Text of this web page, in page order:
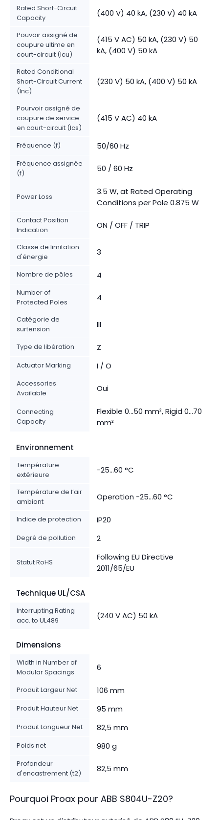
Rated Short-Circuit
Capacity
(400 V) 40 kA, (230 V) 40 kA
Pouvoir assigné de
coupure ultime en
court-circuit (Icu)
(415 V AC) 50 kA, (230 V) 50
kA, (400 V) 50 kA
Rated Conditional
Short-Circuit Current
(Inc)
(230 V) 50 kA, (400 V) 50 kA
Pourvoir assigné de
coupure de service
en court-circuit (Ics)
(415 V AC) 40 kA
Fréquence (f) 50/60 Hz
Fréquence assignée
(f)
50 / 60 Hz
Power Loss
3.5 W, at Rated Operating
Conditions per Pole 0.875 W
Contact Position
Indication
ON / OFF / TRIP
Classe de limitation
d'énergie
3
Nombre de pôles 4
Number of
Protected Poles
4
Catégorie de
surtension
III
Type de libération Z
Actuator Marking I / O
Accessories
Available
Oui
Connecting
Capacity
Flexible 0...50 mm², Rigid 0...70
mm²
Environnement
Température
extérieure
-25...60 °C
Température de l’air
ambiant
Operation -25...60 °C
Indice de protection IP20
Degré de pollution 2
Statut RoHS
Following EU Directive
2011/65/EU
Technique UL/CSA
Interrupting Rating
acc. to UL489
(240 V AC) 50 kA
Dimensions
Width in Number of
Modular Spacings
6
Produit Largeur Net 106 mm
Produit Hauteur Net 95 mm
Produit Longueur Net 82,5 mm
Poids net 980 g
Profondeur
d'encastrement (t2)
82,5 mm
Pourquoi Proax pour ABB S804U-Z20?